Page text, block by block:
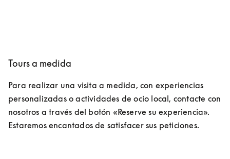
Tours a medida
Para realizar una visita a medida, con experiencias
personalizadas o actividades de ocio local, contacte con
nosotros a través del botón «Reserve su experiencia».
Estaremos encantados de satisfacer sus peticiones.